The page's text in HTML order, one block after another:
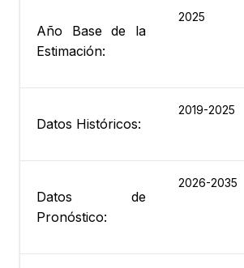
Año Base de la
Estimación:
2025
Datos Históricos:
2019-2025
Datos de
Pronóstico:
2026-2035